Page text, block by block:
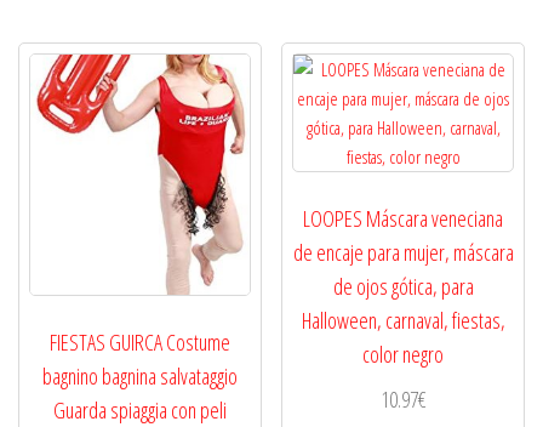
opciones
se
pueden
elegir
la
página
producto
FIESTAS GUIRCA Costume
bagnino bagnina salvataggio
Guarda spiaggia con peli
LOOPES Máscara veneciana
de encaje para mujer, máscara
de ojos gótica, para
Halloween, carnaval, fiestas,
color negro
10.97€